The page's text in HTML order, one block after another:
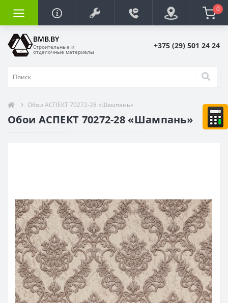
0
BMB.BY
Строительные и
отделочные материалы
+375 (29) 501 24 24
Обои АСПЕКТ 70272-28 «Шампань»
Обои АСПЕКТ 70272-28 «Шампань»